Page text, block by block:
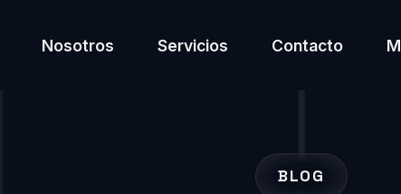
Nosotros Servicios Contacto
BLOG